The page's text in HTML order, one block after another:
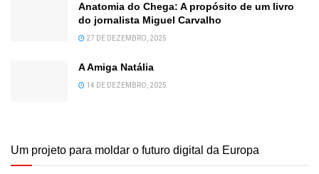
Anatomia do Chega: A propósito de um livro
do jornalista Miguel Carvalho
27 DE DEZEMBRO, 2025
A Amiga Natália
14 DE DEZEMBRO, 2025
Um projeto para moldar o futuro digital da Europa